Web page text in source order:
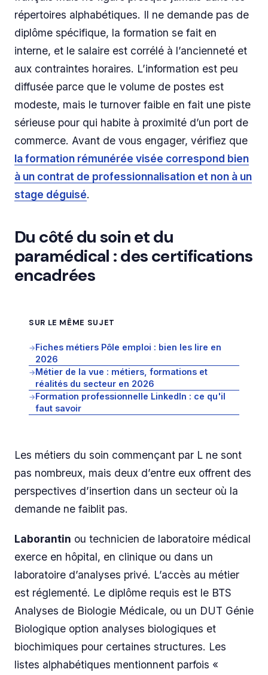
répertoires alphabétiques. Il ne demande pas de
diplôme spécifique, la formation se fait en
interne, et le salaire est corrélé à l’ancienneté et
aux contraintes horaires. L’information est peu
diffusée parce que le volume de postes est
modeste, mais le turnover faible en fait une piste
sérieuse pour qui habite à proximité d’un port de
commerce. Avant de vous engager, vérifiez que
la formation rémunérée visée correspond bien
à un contrat de professionnalisation et non à un
stage déguisé.
Du côté du soin et du
paramédical : des certifications
encadrées
SUR LE MÊME SUJET
→Fiches métiers Pôle emploi : bien les lire en
2026
→Métier de la vue : métiers, formations et
réalités du secteur en 2026
→Formation professionnelle LinkedIn : ce qu'il
faut savoir
Les métiers du soin commençant par L ne sont
pas nombreux, mais deux d’entre eux offrent des
perspectives d’insertion dans un secteur où la
demande ne faiblit pas.
Laborantin ou technicien de laboratoire médical
exerce en hôpital, en clinique ou dans un
laboratoire d’analyses privé. L’accès au métier
est réglementé. Le diplôme requis est le BTS
Analyses de Biologie Médicale, ou un DUT Génie
Biologique option analyses biologiques et
biochimiques pour certaines structures. Les
listes alphabétiques mentionnent parfois «